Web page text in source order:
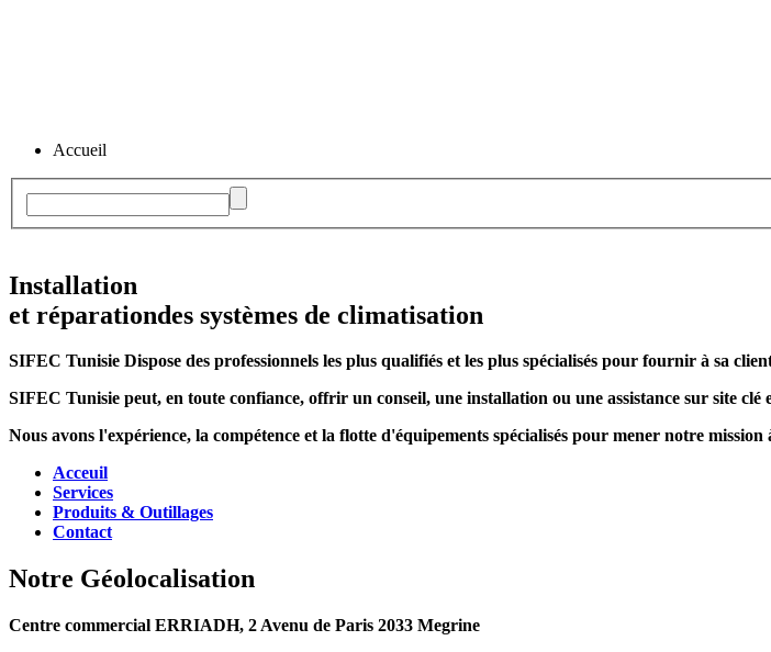
Accueil
Installation
et réparationdes systèmes de climatisation
SIFEC Tunisie Dispose des professionnels les plus qualifiés et les plus spécialisés pour fournir à sa
SIFEC Tunisie peut, en toute confiance, offrir un conseil, une installation ou une assistance sur site clé
Nous avons l'expérience, la compétence et la flotte d'équipements spécialisés pour mener notre mission
Acceuil
Services
Produits & Outillages
Contact
Notre Géolocalisation
Centre commercial ERRIADH, 2 Avenu de Paris 2033 Megrine